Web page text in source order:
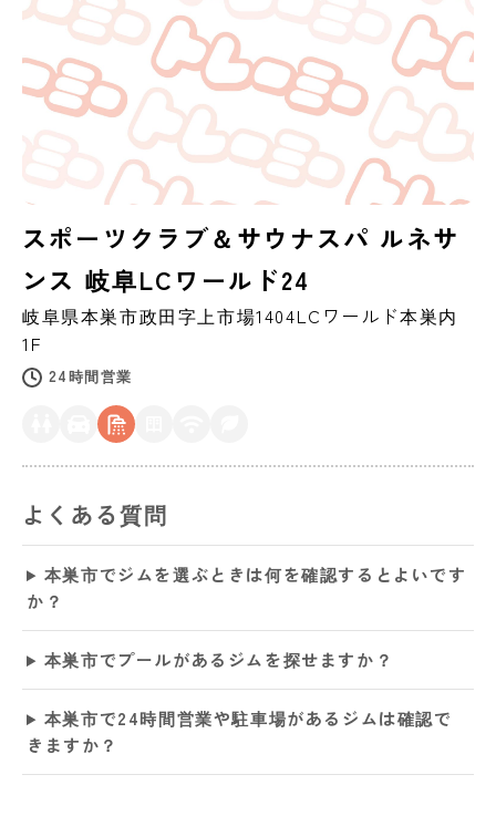
スポーツクラブ＆サウナスパ ルネサ
ンス 岐阜LCワールド24
岐阜県本巣市政田字上市場1404LCワールド本巣内
1F
24時間営業
よくある質問
本巣市でジムを選ぶときは何を確認するとよいです
か？
本巣市でプールがあるジムを探せますか？
本巣市で24時間営業や駐車場があるジムは確認で
きますか？